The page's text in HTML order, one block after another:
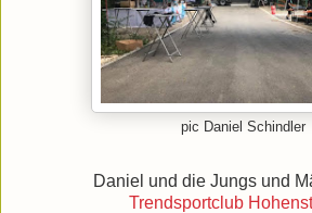
pic Daniel Schindler
Daniel und die Jungs und
Trendsportclub